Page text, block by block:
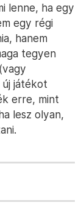
lenne, ha egy
egy régi
hanem
tegyen
játékot
erre, mint
lesz olyan,